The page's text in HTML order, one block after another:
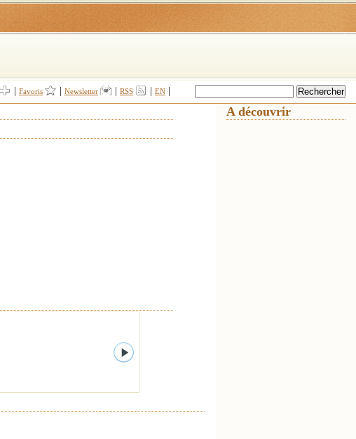
Favoris Newsletter RSS EN
A découvrir